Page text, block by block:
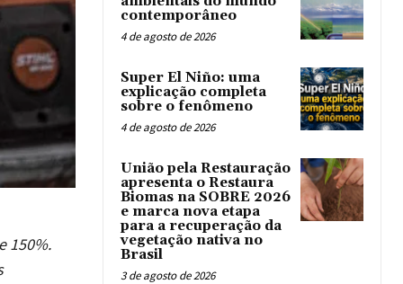
150%.
contemporâneo
4 de agosto de 2026
Super El Niño: uma
explicação completa
sobre o fenômeno
4 de agosto de 2026
União pela Restauração
apresenta o Restaura
Biomas na SOBRE 2026
e marca nova etapa
para a recuperação da
vegetação nativa no
Brasil
3 de agosto de 2026